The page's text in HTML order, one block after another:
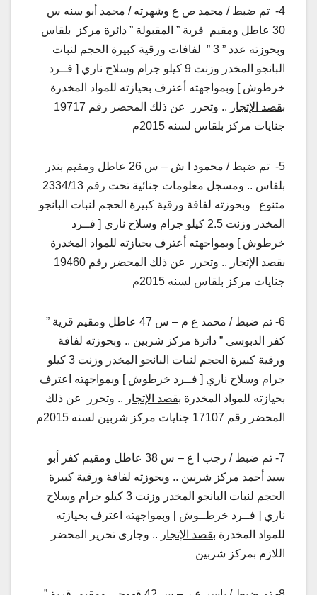
4- تم ضبط / محمد ص ع وشهرته / محمد أبو سنه س
30 عاطل ومقيم قرية ” المقبولة ” دائرة مركز بلقاس
وبحوزته عدد ” 3 ” لفافات ورقية كبيرة الحجم لنبات
البانجو المخدر وزنت 9 كيلو جرام وسلاح ناري [ فــرد
خرطوش ] وبمواجهته أعترف بحيازته للمواد المخدرة
بقصد الإتجار
.. وتحرر عن ذلك المحضر رقم 19717
جنايات مركز بلقاس لسنه 2015م
5- تم ضبط / محمود ا ش – س 26 عاطل ومقيم بندر
بلقاس .. ومسجل معلومات جنائية تحت رقم 2334/13
متنوع وبحوزته لفافة ورقية كبيرة الحجم لنبات البانجو
المخدر وزنت 2.5 كيلو جرام وسلاح ناري [ فــرد
خرطوش ] وبمواجهته أعترف بحيازته للمواد المخدرة
بقصد الإتجار
.. وتحرر عن ذلك المحضر رقم 19460
جنايات مركز بلقاس لسنه 2015م
6- تم ضبط / محمد ع م – س 47 عاطل ومقيم قرية ”
كفر الدبوسى ” دائرة مركز شربين .. وبحوزته لفافة
ورقية كبيرة الحجم لنبات البانجو المخدر وزنت 3 كيلو
جرام وسلاح ناري [ فــرد خرطوش ] وبمواجهته اعترف
بحيازته للمواد المخدرة بقصد الإتجار .. وتحرر عن ذلك
المحضر رقم 17107 جنايات مركز شربين لسنه 2015م
7- تم ضبط / رجب ا ع – س 38 عاطل ومقيم كفر أبو
سيد أحمد مركز شربين .. وبحوزته لفافة ورقية كبيرة
الحجم لنبات البانجو المخدر وزنت 3 كيلو جرام وسلاح
ناري [ فــرد خرطــوش ] وبمواجهته اعترف بحيازته
للمواد المخدرة بقصد الإتجار .. وجارى تحرير المحضر
اللازم بمركز شربين